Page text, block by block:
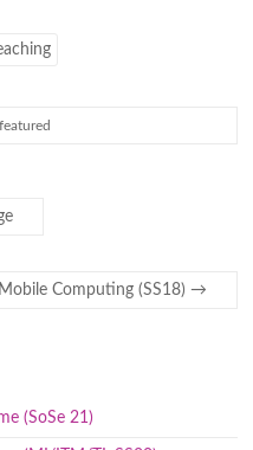
featured
Computing (SS18) →
(SoSe 21)